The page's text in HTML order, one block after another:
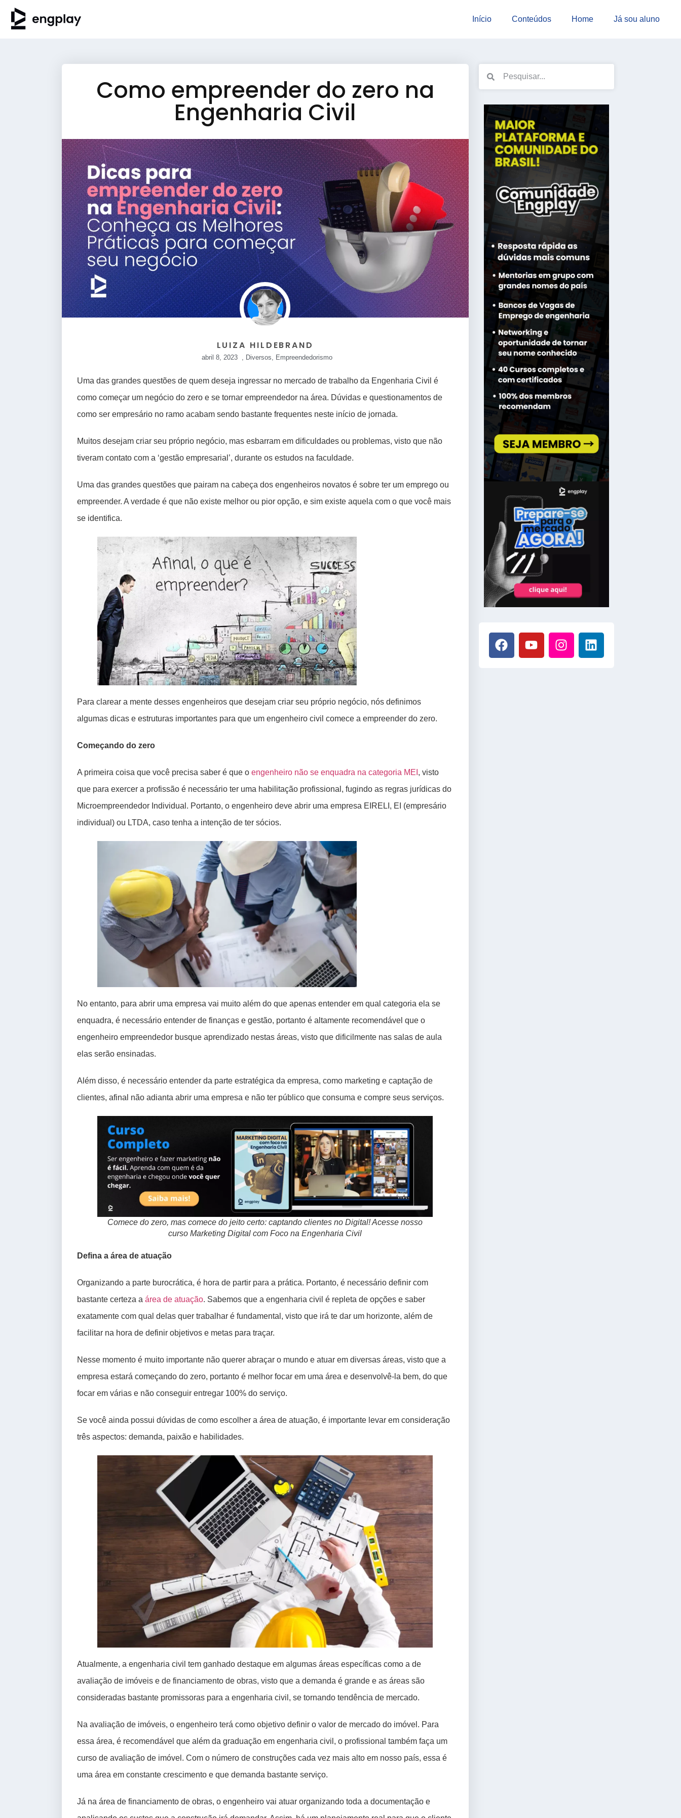
Início Conteúdos Home Já sou aluno
Como empreender do zero na
Engenharia Civil
LUIZA HILDEBRAND
abril 8, 2023 Diversos Empreendedorismo
Uma das grandes questões de quem deseja ingressar no mercado de trabalho da Engenharia Civil é
como começar um negócio do zero e se tornar empreendedor na área. Dúvidas e questionamentos de
como ser empresário no ramo acabam sendo bastante frequentes neste início de jornada.
Muitos desejam criar seu próprio negócio, mas esbarram em dificuldades ou problemas, visto que não
tiveram contato com a ‘gestão empresarial’, durante os estudos na faculdade.
Uma das grandes questões que pairam na cabeça dos engenheiros novatos é sobre ter um emprego ou
empreender. A verdade é que não existe melhor ou pior opção, e sim existe aquela com o que você mais
se identifica.
Para clarear a mente desses engenheiros que desejam criar seu próprio negócio, nós definimos
algumas dicas e estruturas importantes para que um engenheiro civil comece a empreender do zero.
Começando do zero
A primeira coisa que você precisa saber é que o engenheiro não se enquadra na categoria MEI , visto
que para exercer a profissão é necessário ter uma habilitação profissional, fugindo as regras jurídicas do
Microempreendedor Individual. Portanto, o engenheiro deve abrir uma empresa EIRELI, EI (empresário
individual) ou LTDA, caso tenha a intenção de ter sócios.
No entanto, para abrir uma empresa vai muito além do que apenas entender em qual categoria ela se
enquadra, é necessário entender de finanças e gestão, portanto é altamente recomendável que o
engenheiro empreendedor busque aprendizado nestas áreas, visto que dificilmente nas salas de aula
elas serão ensinadas.
Além disso, é necessário entender da parte estratégica da empresa, como marketing e captação de
clientes, afinal não adianta abrir uma empresa e não ter público que consuma e compre seus serviços.
Comece do zero, mas comece do jeito certo: captando clientes no Digital! Acesse nosso
curso Marketing Digital com Foco na Engenharia Civil
Defina a área de atuação
Organizando a parte burocrática, é hora de partir para a prática. Portanto, é necessário definir com
bastante certeza a área de atuação. Sabemos que a engenharia civil é repleta de opções e saber
exatamente com qual delas quer trabalhar é fundamental, visto que irá te dar um horizonte, além de
facilitar na hora de definir objetivos e metas para traçar.
Nesse momento é muito importante não querer abraçar o mundo e atuar em diversas áreas, visto que a
empresa estará começando do zero, portanto é melhor focar em uma área e desenvolvê-la bem, do que
focar em várias e não conseguir entregar 100% do serviço.
Se você ainda possui dúvidas de como escolher a área de atuação, é importante levar em consideração
três aspectos: demanda, paixão e habilidades.
Atualmente, a engenharia civil tem ganhado destaque em algumas áreas específicas como a de
avaliação de imóveis e de financiamento de obras, visto que a demanda é grande e as áreas são
consideradas bastante promissoras para a engenharia civil, se tornando tendência de mercado.
Na avaliação de imóveis, o engenheiro terá como objetivo definir o valor de mercado do imóvel. Para
essa área, é recomendável que além da graduação em engenharia civil, o profissional também faça um
curso de avaliação de imóvel. Com o número de construções cada vez mais alto em nosso país, essa é
uma área em constante crescimento e que demanda bastante serviço.
Já na área de financiamento de obras, o engenheiro vai atuar organizando toda a documentação e